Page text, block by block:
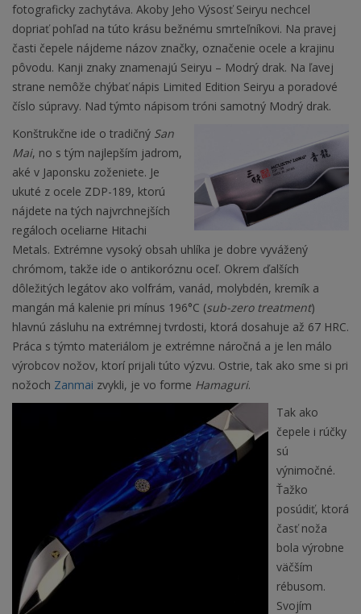
fotograficky zachytáva. Akoby Jeho Výsosť Seiryu nechcel
dopriať pohľad na túto krásu bežnému smrteľníkovi. Na pravej
časti čepele nájdeme názov značky, označenie ocele a krajinu
pôvodu. Kanji znaky znamenajú Seiryu – Modrý drak. Na ľavej
strane nemôže chýbať nápis Limited Edition Seiryu a poradové
číslo súpravy. Nad týmto nápisom tróni samotný Modrý drak.
Konštrukčne ide o tradičný San
Mai, no s tým najlepším jadrom,
aké v Japonsku zoženiete. Je
ukuté z ocele ZDP-189, ktorú
nájdete na tých najvrchnejších
regáloch oceliarne Hitachi
Metals. Extrémne vysoký obsah uhlíka je dobre vyvážený
chrómom, takže ide o antikoróznu oceľ. Okrem ďalších
dôležitých legátov ako volfrám, vanád, molybdén, kremík a
mangán má kalenie pri mínus 196°C (sub-zero treatment)
hlavnú zásluhu na extrémnej tvrdosti, ktorá dosahuje až 67 HRC.
Práca s týmto materiálom je extrémne náročná a je len málo
výrobcov nožov, ktorí prijali túto výzvu. Ostrie, tak ako sme si pri
nožoch Zanmai zvykli, je vo forme Hamaguri.
Tak ako
čepele i rúčky
sú
výnimočné.
Ťažko
posúdiť, ktorá
časť noža
bola výrobne
väčším
rébusom.
Svojím